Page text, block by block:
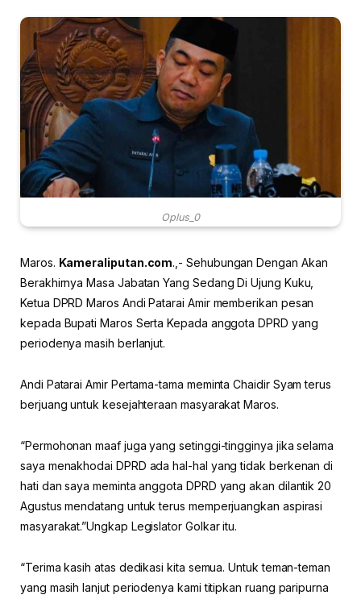
Oplus_0
Maros. Kameraliputan.com.,- Sehubungan Dengan Akan
Berakhirnya Masa Jabatan Yang Sedang Di Ujung Kuku,
Ketua DPRD Maros Andi Patarai Amir memberikan pesan
kepada Bupati Maros Serta Kepada anggota DPRD yang
periodenya masih berlanjut.
Andi Patarai Amir Pertama-tama meminta Chaidir Syam terus
berjuang untuk kesejahteraan masyarakat Maros.
“Permohonan maaf juga yang setinggi-tingginya jika selama
saya menakhodai DPRD ada hal-hal yang tidak berkenan di
hati dan saya meminta anggota DPRD yang akan dilantik 20
Agustus mendatang untuk terus memperjuangkan aspirasi
masyarakat.”Ungkap Legislator Golkar itu.
“Terima kasih atas dedikasi kita semua. Untuk teman-teman
yang masih lanjut periodenya kami titipkan ruang paripurna